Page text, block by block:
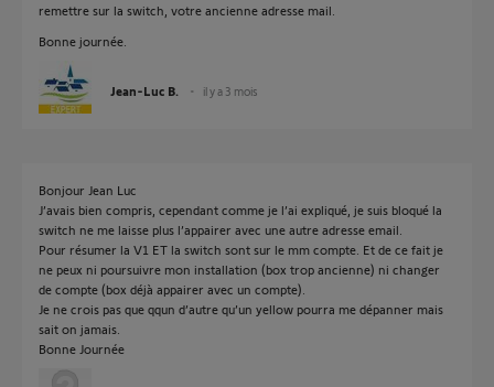
remettre sur la switch, votre ancienne adresse mail.
Bonne journée.
Jean-Luc B. il y a 3 mois
Bonjour Jean Luc
J’avais bien compris, cependant comme je l’ai expliqué, je suis bloqué la
switch ne me laisse plus l’appairer avec une autre adresse email.
Pour résumer la V1 ET la switch sont sur le mm compte. Et de ce fait je
ne peux ni poursuivre mon installation (box trop ancienne) ni changer
de compte (box déjà appairer avec un compte).
Je ne crois pas que qqun d’autre qu’un yellow pourra me dépanner mais
sait on jamais.
Bonne Journée